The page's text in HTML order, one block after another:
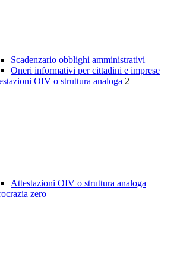
Scadenzario obblighi amministrativi
Oneri informativi per cittadini e imprese
OIV o struttura analoga 2
Attestazioni OIV o struttura analoga
zero